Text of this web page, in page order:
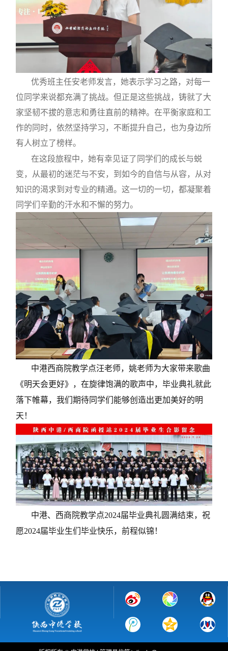
优秀班主任安老师发言，她表示学习之路，对每一
位同学来说都充满了挑战。但正是这些挑战，铸就了大
家坚韧不拔的意志和勇往直前的精神。在平衡家庭和工
作的同时，依然坚持学习，不断提升自己，也为身边所
有人树立了榜样。
在这段旅程中，她有幸见证了同学们的成长与蜕
变，从最初的迷茫与不安，到如今的自信与从容，从对
知识的渴求到对专业的精通。这一切的一切，都凝聚着
同学们辛勤的汗水和不懈的努力。
中港西商院教学点汪老师，姚老师为大家带来歌曲
《明天会更好》，在旋律饱满的歌声中，毕业典礼就此
落下帷幕，我们期待同学们能够创造出更加美好的明
天！
中港、西商院教学点2024届毕业典礼圆满结束，祝
愿2024届毕业生们毕业快乐，前程似锦！